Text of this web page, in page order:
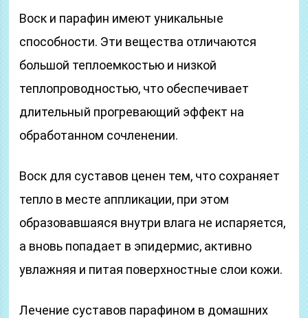
Воск и парафин имеют уникальные
способности. Эти вещества отличаются
большой теплоемкостью и низкой
теплопроводностью, что обеспечивает
длительный прогревающий эффект на
обработанном сочленении.
Воск для суставов ценен тем, что сохраняет
тепло в месте аппликации, при этом
образовавшаяся внутри влага не испаряется,
а вновь попадает в эпидермис, активно
увлажняя и питая поверхностные слои кожи.
Лечение суставов парафином в домашних